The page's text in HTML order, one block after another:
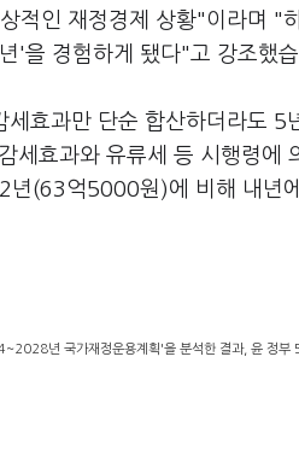
적인 재정경제 상황"이라며 "
'을 경험하게 됐다"고 강조했습
효과만 단순 합산하더라도
세효과와 유류세 등 시행령에
년(63억5000원)에 비해 내년
년 국가재정운용계획'을 분석한 결과, 윤 정